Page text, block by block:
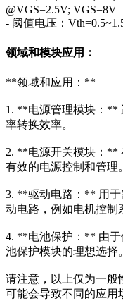
@VGS=2.5V; VGS=8V
- 阈值电压：
领域和模块应用：
**领域和应用：**
1. **电源管理模块：**
率转换效率。
2. **电源开关模块：**
有效的电源控制和管理。
3. **驱动电路：** 用于
动电路，例如电机控制
4. **电池保护：** 由
池保护模块的理想选择。
请注意，以上仅为一般
可能会导致不同的应用